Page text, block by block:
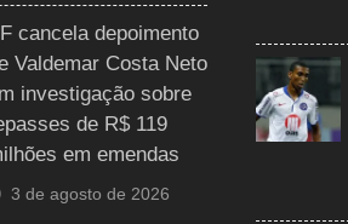
cancela depoimento
Valdemar Costa Neto
investigação sobre
de R$ 119
em emendas
3 de agosto de 2026